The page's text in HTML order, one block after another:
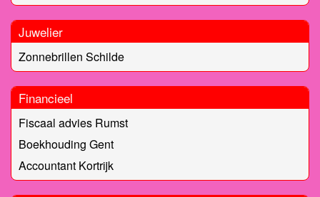
Juwelier
Zonnebrillen Schilde
Financieel
Fiscaal advies Rumst
Boekhouding Gent
Accountant Kortrijk